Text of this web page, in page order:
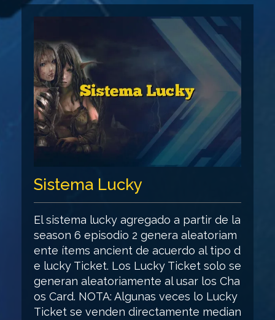
Sistema Lucky
El sistema lucky agregado a partir de la
season 6 episodio 2 genera aleatoriam
ente ítems ancient de acuerdo al tipo d
e lucky Ticket. Los Lucky Ticket solo se
generan aleatoriamente al usar los Cha
os Card. NOTA: Algunas veces lo Lucky
Ticket se venden directamente median